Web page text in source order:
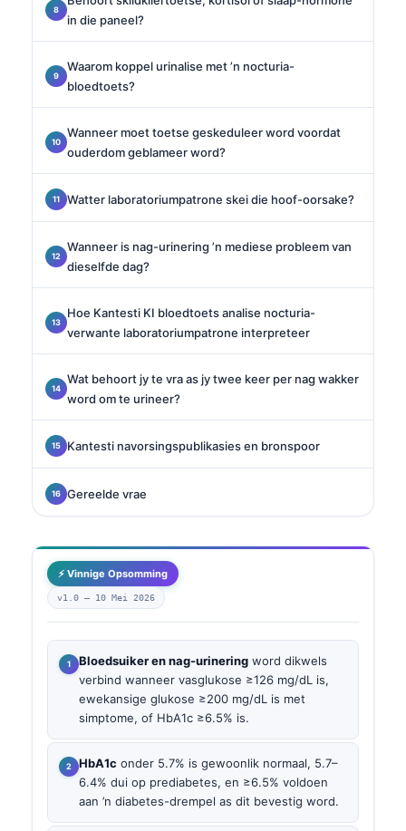
in die paneel?
Waarom koppel urinalise met ’n nocturia-
bloedtoets?
Wanneer moet toetse geskeduleer word voordat
ouderdom geblameer word?
Watter laboratoriumpatrone skei die hoof-oorsake?
Wanneer is nag-urinering ’n mediese probleem van
dieselfde dag?
Hoe Kantesti KI bloedtoets analise nocturia-
verwante laboratoriumpatrone interpreteer
Wat behoort jy te vra as jy twee keer per nag wakker
word om te urineer?
Kantesti navorsingspublikasies en bronspoor
Gereelde vrae
⚡ Vinnige Opsomming
v1.0 — 10 Mei 2026
Bloedsuiker en nag-urinering word dikwels
verbind wanneer vasglukose ≥126 mg/dL is,
ewekansige glukose ≥200 mg/dL is met
simptome, of HbA1c ≥6.5% is.
HbA1c onder 5.7% is gewoonlik normaal, 5.7–
6.4% dui op prediabetes, en ≥6.5% voldoen
aan ’n diabetes-drempel as dit bevestig word.